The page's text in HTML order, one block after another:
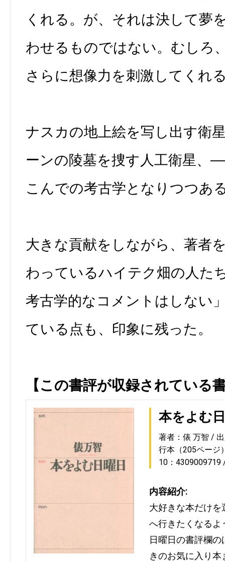
くれる。が、それは決して夢
わせるものではない。むしろ
さらに想像力を刺激してくれ
ナスカの地上絵を写し出す衛
ーンの陵墓を捜す人工衛星、
こんでの考古学となりつつあ
大きな貢献をしながら、著者
わっているハイテク畑の人た
考古学的なコメントはしない
ている点も、印象に残った。
【この書評が収録されている
本をよむ
著者：俵 万智
行本（205ページ
10：4309009719
内容紹介:
大好きな本だけ
へ行きたくなるよ
日曜日の書評欄
きのお気に入り